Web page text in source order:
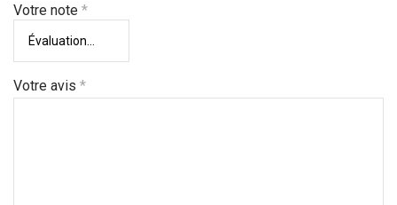
Votre note *
Votre avis *